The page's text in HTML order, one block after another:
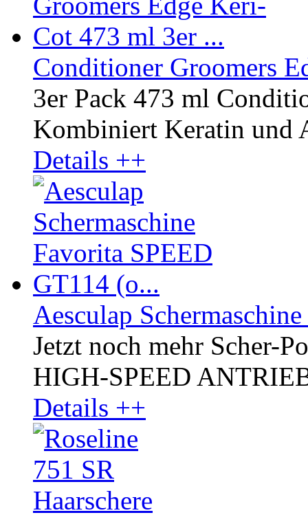
Conditioner Groomers
3er Pack 473 ml
Kombiniert Keratin und
Details ++
Aesculap
Jetzt noch mehr Scher-
HIGH-SPEED
Details ++